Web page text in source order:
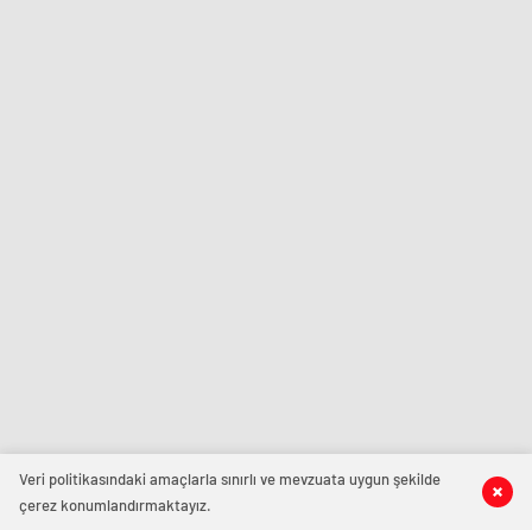
Veri politikasındaki amaçlarla sınırlı ve mevzuata uygun şekilde
çerez konumlandırmaktayız.